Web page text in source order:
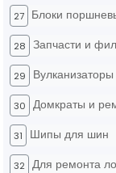
27 Блоки
28 Запчасти и
29
30 Домкраты и
31 Шипы для шин
32 Для ремонта